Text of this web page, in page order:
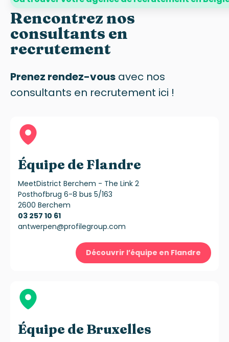
Rencontrez nos
consultants en
recrutement
Prenez rendez-vous avec nos
consultants en recrutement ici !
Équipe de Flandre
MeetDistrict Berchem - The Link 2
Posthofbrug 6-8 bus 5/163
2600 Berchem
03 257 10 61
antwerpen@profilegroup.com
Découvrir l’équipe en Flandre
Équipe de Bruxelles